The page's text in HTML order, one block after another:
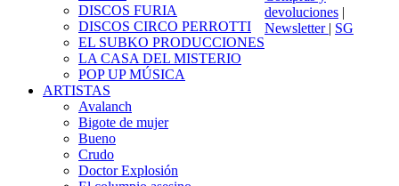
DISCOS FURIA
DISCOS CIRCO PERROTTI
EL SUBKO PRODUCCIONES
LA CASA DEL MISTERIO
POP UP MÚSICA
ARTISTAS
Avalanch
Bigote de mujer
Bueno
Crudo
Doctor Explosión
devoluciones |
Newsletter | SG